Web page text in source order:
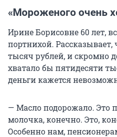
«Мороженого очень
Ирине Борисовне 60 лет,
портнихой. Рассказывает,
тысяч рублей, и скромно
хватало бы пятидесяти
деньги кажется
— Масло подорожало. Это
молочка, конечно. Это,
Особенно нам,